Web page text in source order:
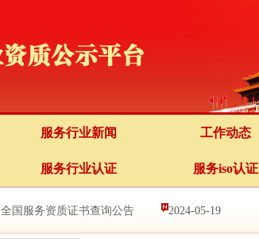
服务行业新闻 工作动态
服务行业认证 服务iso认证
全国服务资质证书查询公告 2024-05-19